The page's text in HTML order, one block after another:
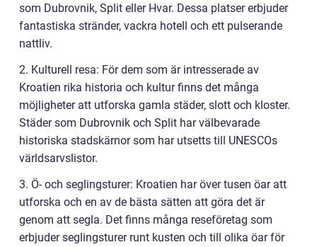
som Dubrovnik, Split eller Hvar. Dessa platser erbjuder
fantastiska stränder, vackra hotell och ett pulserande
nattliv.
2. Kulturell resa: För dem som är intresserade av
Kroatien rika historia och kultur finns det många
möjligheter att utforska gamla städer, slott och kloster.
Städer som Dubrovnik och Split har välbevarade
historiska stadskärnor som har utsetts till UNESCOs
världsarvslistor.
3. Ö- och seglingsturer: Kroatien har över tusen öar att
utforska och en av de bästa sätten att göra det är
genom att segla. Det finns många reseföretag som
erbjuder seglingsturer runt kusten och till olika öar för